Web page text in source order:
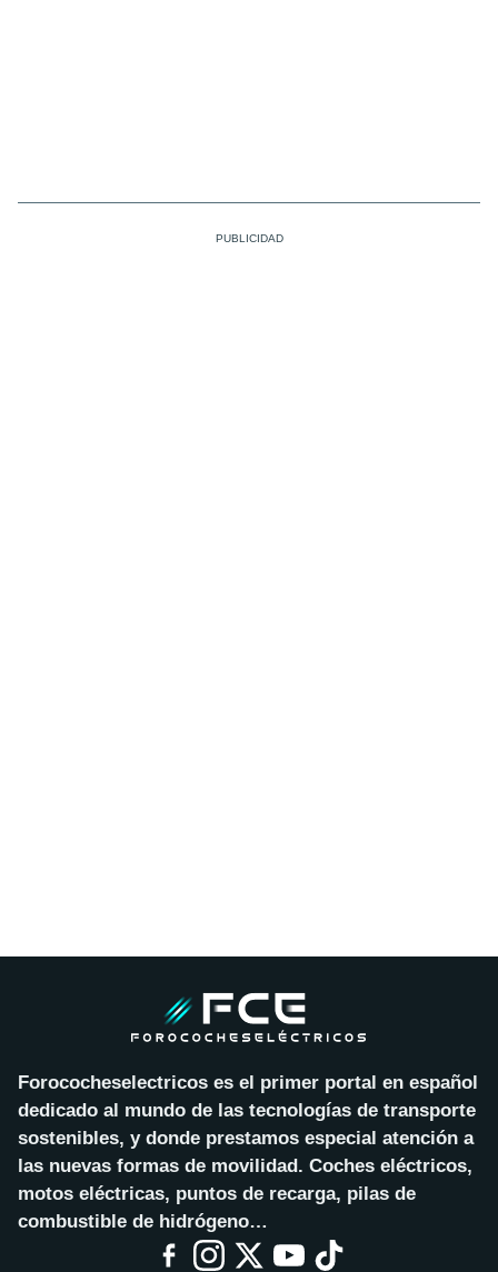
Forococheselectricos es el primer portal en español
dedicado al mundo de las tecnologías de transporte
sostenibles, y donde prestamos especial atención a
las nuevas formas de movilidad. Coches eléctricos,
motos eléctricas, puntos de recarga, pilas de
combustible de hidrógeno…